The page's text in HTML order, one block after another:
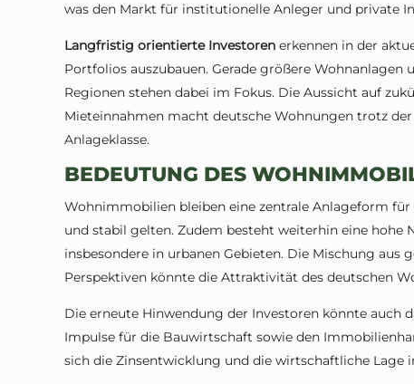
was den Markt für institutionelle Anleger und private
Langfristig orientierte Investorenerkennen in der
Portfolios auszubauen. Gerade größere
Regionen stehen dabei im Fokus. Die Aussicht auf
Mieteinnahmen macht deutsche Wohnungen trotz
Anlageklasse.
BEDEUTUNG DES
Wohnimmobilien bleiben eine zentrale Anlageform für
und stabil gelten. Zudem besteht weiterhin eine hohe
insbesondere in urbanen Gebieten. Die Mischung aus
Perspektiven könnte die Attraktivität des deutschen
Die erneute Hinwendung der Investoren könnte auch
Impulse für die Bauwirtschaft sowie den
sich die Zinsentwicklung und die wirtschaftliche Lage